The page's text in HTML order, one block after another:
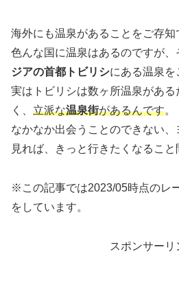
海外にも温泉があることをご存知
色んな国に温泉はあるのですが、
ジアの首都トビリシにある温泉を
実はトビリシは数ヶ所温泉があ
く、 立派な温泉街があるんです。
なかなか出会うことのできない
見れば、きっと行きたくなること
※この記事では2023/05時点のレ
をしています。
スポンサーリ